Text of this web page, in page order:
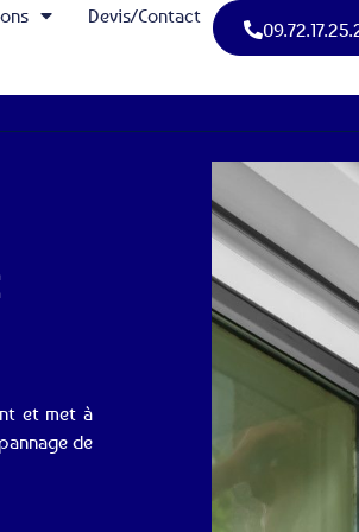
Devis/Contact
et met à
de